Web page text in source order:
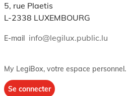
5, rue Plaetis
L-2338 LUXEMBOURG
E-mail info@legilux.public.lu
My LegiBox, votre espace personnel.
Se connecter